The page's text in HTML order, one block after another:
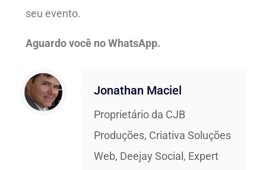
seu evento.
Aguardo você no WhatsApp.
Jonathan Maciel
Proprietário da CJB
Produções, Criativa Soluções
Web, Deejay Social, Expert